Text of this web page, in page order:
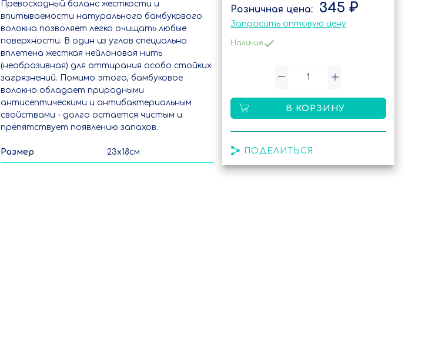
Превосходный баланс жесткости и
впитываемости натурального бамбукового
волокна позволяет легко очищать любые
поверхности. В один из углов специально
вплетена жесткая нейлоновая нить
(неабразивная) для оттирания особо стойких
загрязнений. Помимо этого, бамбуковое
волокно обладает природными
антисептическими и антибактериальным
свойствами - долго остается чистым и
препятствует появлению запахов.
Размер 23х18см
345 ₽
Запросить оптовую цену
Наличие
В КОРЗИНУ
ПОДЕЛИТЬСЯ